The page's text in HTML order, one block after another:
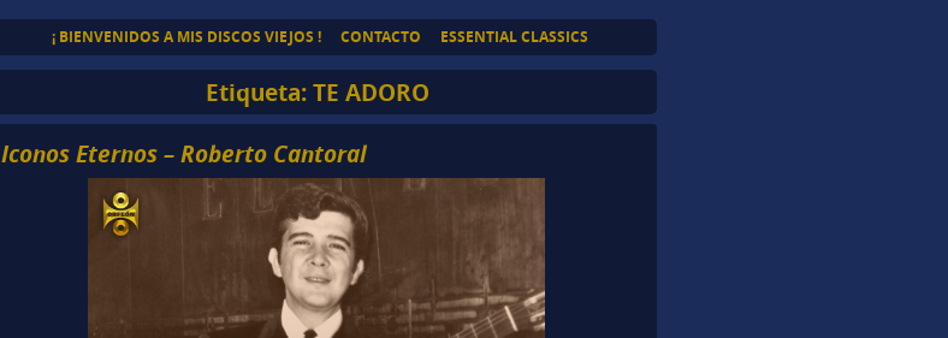
¡ BIENVENIDOS A MIS DISCOS VIEJOS ! CONTACTO ESSENTIAL CLASSICS
Etiqueta:TE ADORO
Iconos Eternos – Roberto Cantoral